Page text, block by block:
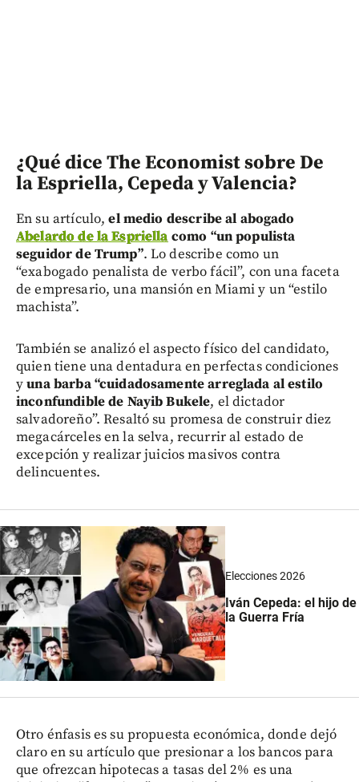
¿Qué dice The Economist sobre De
la Espriella, Cepeda y Valencia?
En su artículo,el medio describe al abogado
Abelardo de la Espriella como “un populista
seguidor de Trump”. Lo describe como un
“exabogado penalista de verbo fácil”, con una faceta
de empresario, una mansión en Miami y un “estilo
machista”.
También se analizó el aspecto físico del candidato,
quien tiene una dentadura en perfectas condiciones
yuna barba “cuidadosamente arreglada al estilo
inconfundible de Nayib Bukele, el dictador
salvadoreño”. Resaltó su promesa de construir diez
megacárceles en la selva, recurrir al estado de
excepción y realizar juicios masivos contra
delincuentes.
Elecciones 2026
Iván Cepeda: el hijo de
la Guerra Fría
Otro énfasis es su propuesta económica, donde dejó
claro en su artículo que presionar a los bancos para
que ofrezcan hipotecas a tasas del 2% es una